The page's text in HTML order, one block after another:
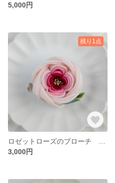
5,000円
残り1点
3,000円